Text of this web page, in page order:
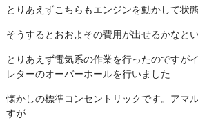
とりあえずこちらもエンジンを動かして状
そうするとおおよその費用が出せるかなと
とりあえず電気系の作業を行ったのですが
レターのオーバーホールを行いました
懐かしの標準コンセントリックです。アマ
すが